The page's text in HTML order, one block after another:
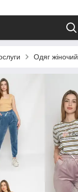
Одяг жіночий